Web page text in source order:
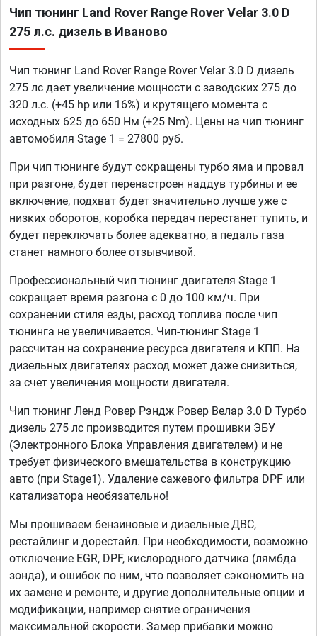
Чип тюнинг Land Rover Range Rover Velar 3.0 D
275 л.с. дизель в Иваново
Чип тюнинг Land Rover Range Rover Velar 3.0 D дизель
275 лс дает увеличение мощности с заводских 275 до
320 л.с. (+45 hp или 16%) и крутящего момента с
исходных 625 до 650 Нм (+25 Nm). Цены на чип тюнинг
автомобиля Stage 1 = 27800 руб.
При чип тюнинге будут сокращены турбо яма и провал
при разгоне, будет перенастроен наддув турбины и ее
включение, подхват будет значительно лучше уже с
низких оборотов, коробка передач перестанет тупить, и
будет переключать более адекватно, а педаль газа
станет намного более отзывчивой.
Профессиональный чип тюнинг двигателя Stage 1
сокращает время разгона с 0 до 100 км/ч. При
сохранении стиля езды, расход топлива после чип
тюнинга не увеличивается. Чип-тюнинг Stage 1
рассчитан на сохранение ресурса двигателя и КПП. На
дизельных двигателях расход может даже снизиться,
за счет увеличения мощности двигателя.
Чип тюнинг Ленд Ровер Рэндж Ровер Велар 3.0 D Турбо
дизель 275 лс производится путем прошивки ЭБУ
(Электронного Блока Управления двигателем) и не
требует физического вмешательства в конструкцию
авто (при Stage1). Удаление сажевого фильтра DPF или
катализатора необязательно!
Мы прошиваем бензиновые и дизельные ДВС,
рестайлинг и дорестайл. При необходимости, возможно
отключение EGR, DPF, кислородного датчика (лямбда
зонда), и ошибок по ним, что позволяет сэкономить на
их замене и ремонте, и другие дополнительные опции и
модификации, например снятие ограничения
максимальной скорости. Замер прибавки можно